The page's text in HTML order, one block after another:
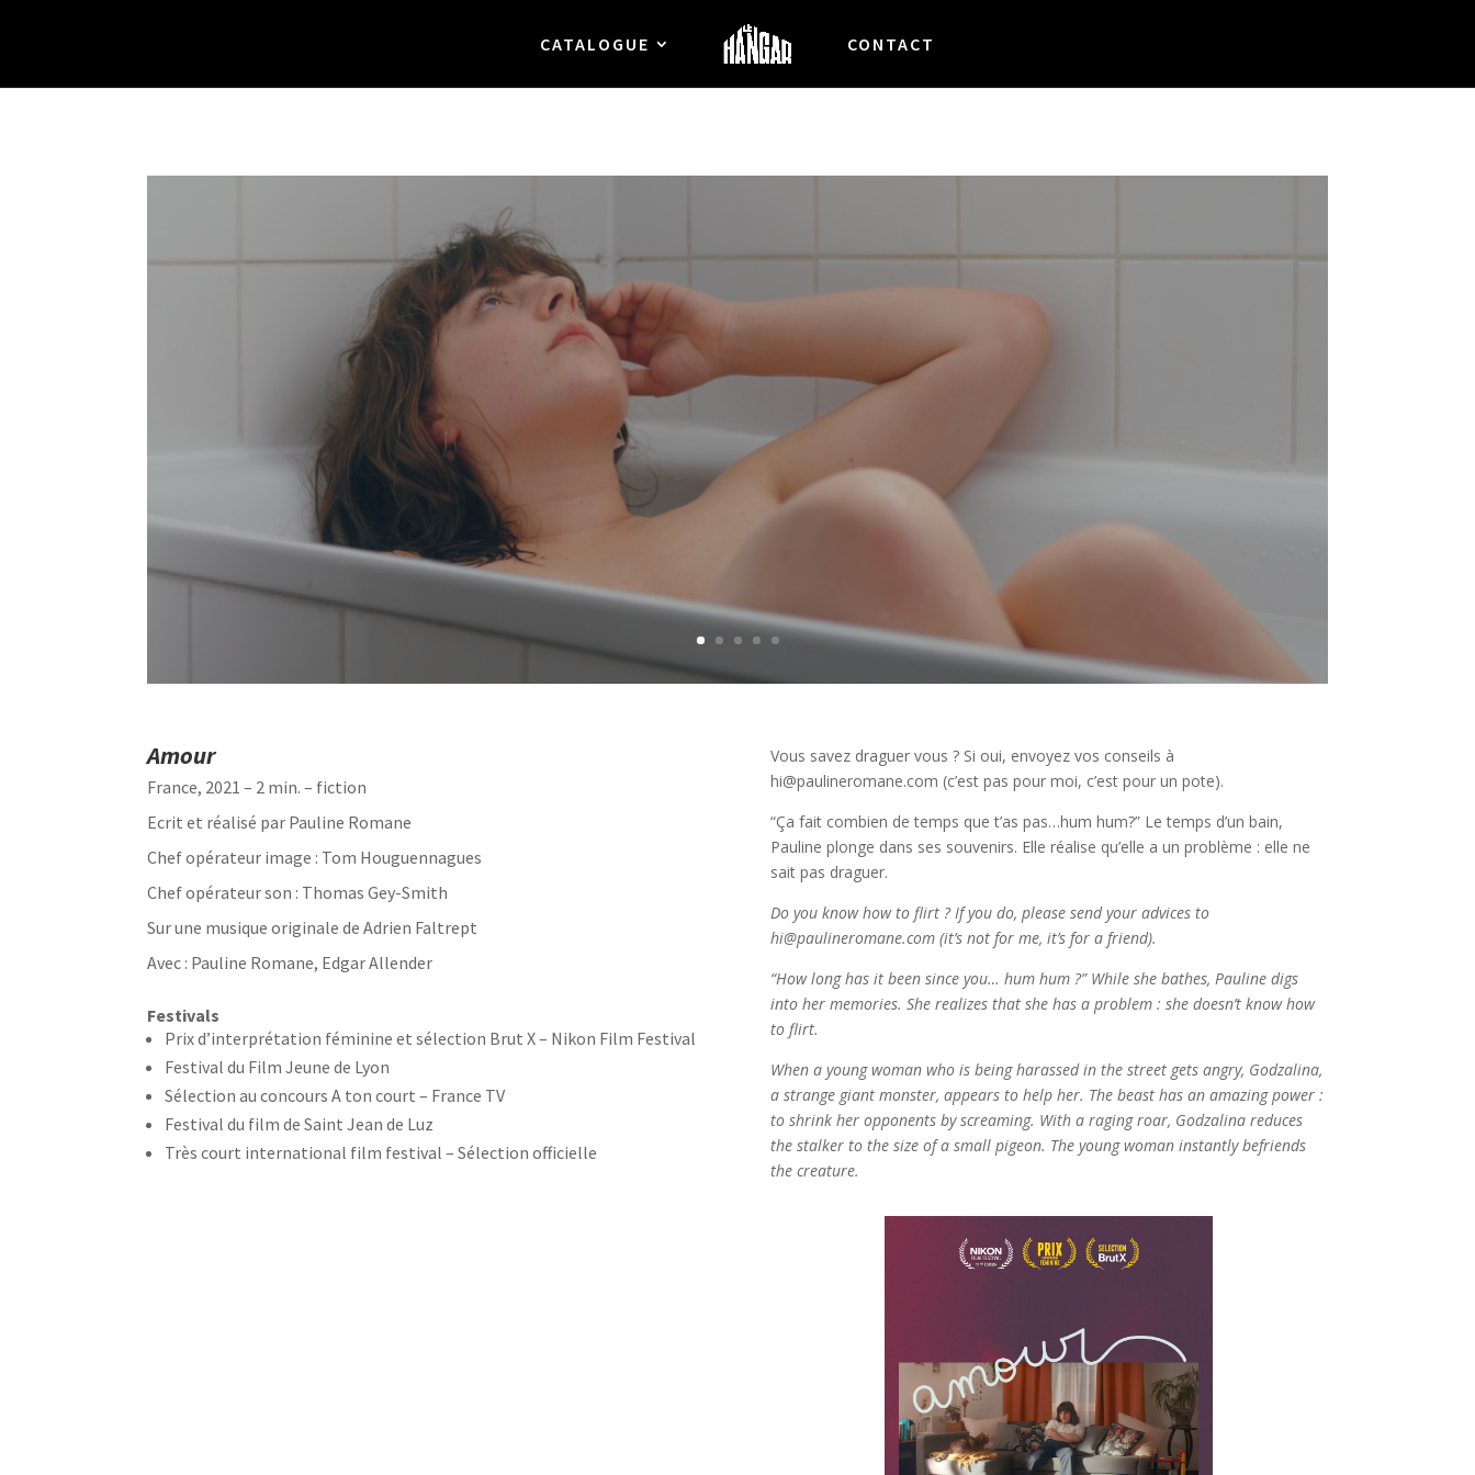
CATALOGUE CONTACT
Amour
France, 2021 – 2 min. – fiction
Ecrit et réalisé par Pauline Romane
Chef opérateur image : Tom Houguennagues
Chef opérateur son : Thomas Gey-Smith
Sur une musique originale de Adrien Faltrept
Avec : Pauline Romane, Edgar Allender
Festivals
Prix d’interprétation féminine et sélection Brut X – Nikon Film Festival
Festival du Film Jeune de Lyon
Sélection au concours A ton court – France TV
Festival du film de Saint Jean de Luz
Très court international film festival – Sélection officielle
Vous savez draguer vous ? Si oui, envoyez vos conseils à
hi@paulineromane.com (c’est pas pour moi, c’est pour un pote).
“Ça fait combien de temps que t’as pas…hum hum?” Le temps d’un bain,
Pauline plonge dans ses souvenirs. Elle réalise qu’elle a un problème : elle ne
sait pas draguer.
Do you know how to flirt ? If you do, please send your advices to
hi@paulineromane.com (it’s not for me, it’s for a friend).
“How long has it been since you… hum hum ?” While she bathes, Pauline digs
into her memories. She realizes that she has a problem : she doesn’t know how
to flirt.
When a young woman who is being harassed in the street gets angry, Godzalina,
a strange giant monster, appears to help her. The beast has an amazing power :
to shrink her opponents by screaming. With a raging roar, Godzalina reduces
the stalker to the size of a small pigeon. The young woman instantly befriends
the creature.